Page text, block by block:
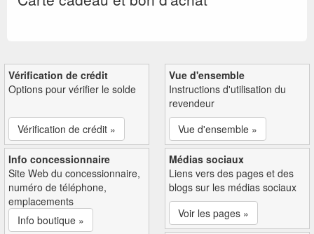
Vérification de crédit
Options pour vérifier le solde
Vérification de crédit »
Vue d'ensemble
Instructions d'utilisation du
revendeur
Vue d'ensemble »
Info concessionnaire
Site Web du concessionnaire,
numéro de téléphone,
emplacements
Info boutique »
Médias sociaux
Liens vers des pages et des
blogs sur les médias sociaux
Voir les pages »